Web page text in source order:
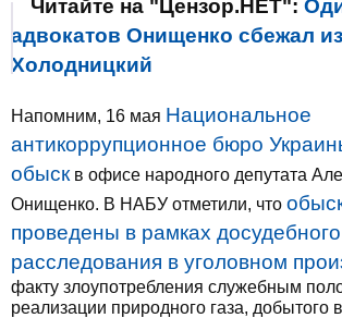
Читайте на "Цензор.НЕТ":
адвокатов Онищенко сбежал
Холодницкий
Напомним, 16 мая Национальное
антикоррупционное бюро
обыск в офисе народного депутата
Онищенко. В НАБУ отметили, что
проведены в рамках досудебного
расследования в уголовном
факту злоупотребления служебным
реализации природного газа, добытого